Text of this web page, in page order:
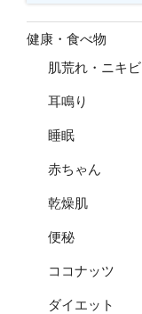
健康・食べ物
肌荒れ・ニキビ
耳鳴り
睡眠
赤ちゃん
乾燥肌
便秘
ココナッツ
ダイエット